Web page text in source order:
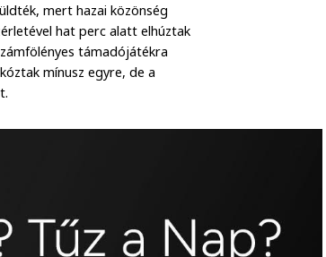
mert hazai közönség
hat perc alatt elhúztak
támadójátékra
mínusz egyre, de a